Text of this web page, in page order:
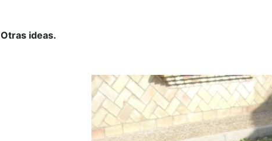
Otras ideas.